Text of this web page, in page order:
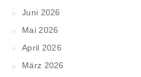
Juni 2026
Mai 2026
April 2026
März 2026